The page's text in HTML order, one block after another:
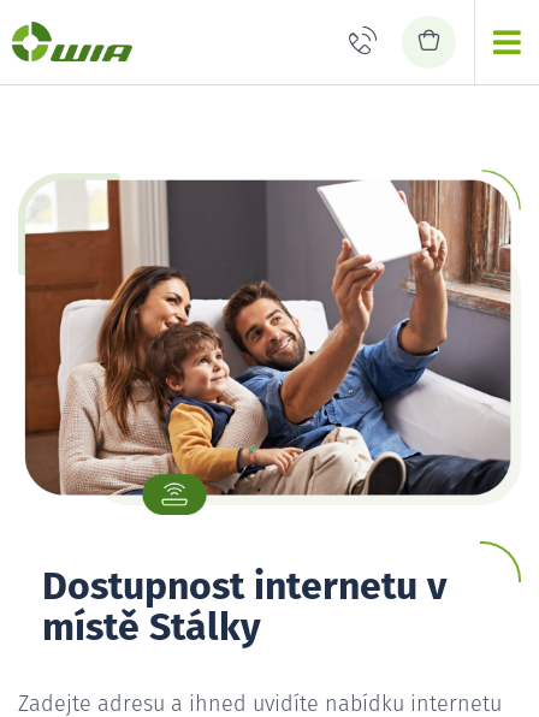
Dostupnost internetu v
místě Stálky
Zadejte adresu a ihned uvidíte nabídku internetu